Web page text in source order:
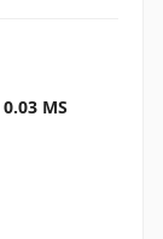
MS